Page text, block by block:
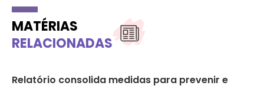
MATÉRIAS
RELACIONADAS
Relatório consolida medidas para prevenir e